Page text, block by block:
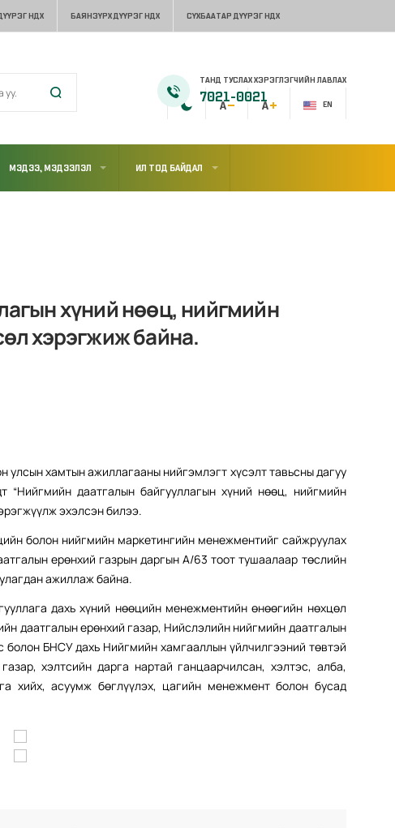
НДХ БАЯНЗҮРХ ДҮҮРЭГ НДХ СҮХБААТАР ДҮҮРЭГ НДХ
EN
ТАНД ТУСЛАХ ХЭРЭГЛЭГЧИЙН ЛАВЛАХ
7021-0021
МЭДЭЭ, МЭДЭЭЛЭЛ ИЛ ТОД БАЙДАЛ
хүний нөөц, нийгмийн
хэрэгжиж байна.
хамтын ажиллагааны нийгэмлэгт хүсэлт тавьсны дагуу
даатгалын байгууллагын хүний нөөц, нийгмийн
эхэлсэн билээ.
болон нийгмийн маркетингийн менежментийг сайжруулах
ерөнхий газрын даргын А/63 тоот тушаалаар төслийн
ажиллаж байна.
дахь хүний нөөцийн менежментийн өнөөгийн нөхцөл
даатгалын ерөнхий газар, Нийслэлийн нийгмийн даатгалын
болон БНСУ дахь Нийгмийн хамгааллын үйлчилгээний төвтэй
хэлтсийн дарга нартай ганцаарчилсан, хэлтэс, алба,
хийх, асуумж бөглүүлэх, цагийн менежмент болон бусад